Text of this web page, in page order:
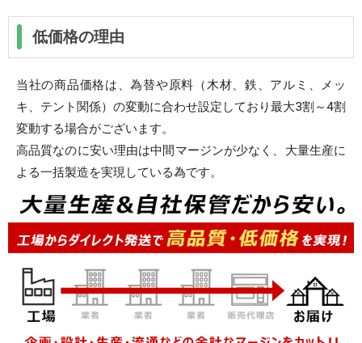
低価格の理由
当社の商品価格は、為替や原料（木材、鉄、アルミ、メッ
キ、テント関係）の変動に合わせ設定しており最大3割～4割
変動する場合がございます。
高品質なのに安い理由は中間マージンが少なく、大量生産に
よる一括製造を実現している為です。